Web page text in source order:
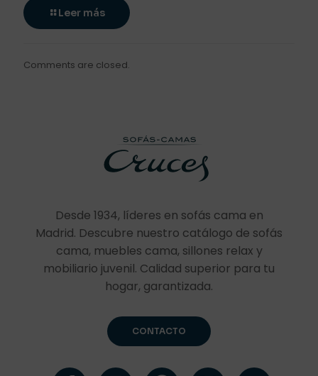
Leer más
Comments are closed.
Desde 1934, líderes en sofás cama en
Madrid. Descubre nuestro catálogo de sofás
cama, muebles cama, sillones relax y
mobiliario juvenil. Calidad superior para tu
hogar, garantizada.
CONTACTO